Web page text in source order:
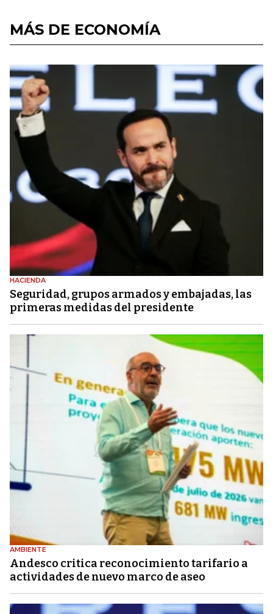
MÁS DE ECONOMÍA
HACIENDA
Seguridad, grupos armados y embajadas, las
primeras medidas del presidente
AMBIENTE
Andesco critica reconocimiento tarifario a
actividades de nuevo marco de aseo